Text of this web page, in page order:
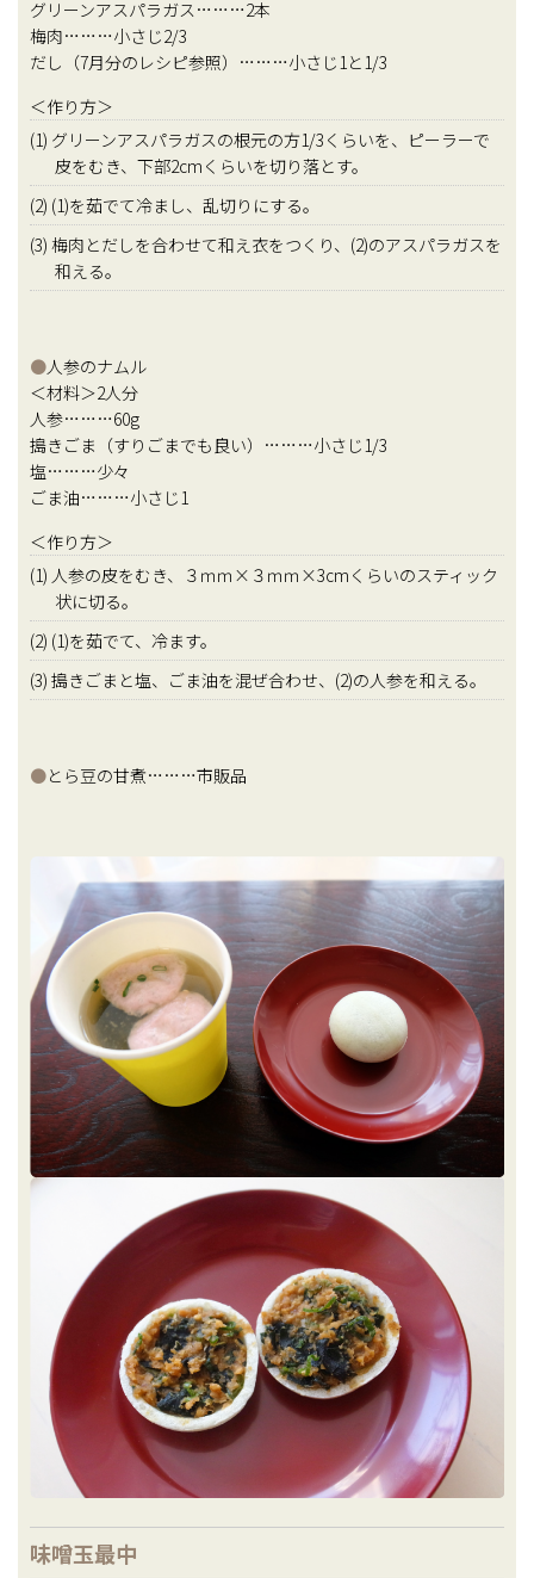
グリーンアスパラガス………2本
梅肉………小さじ2/3
だし（7月分のレシピ参照）………小さじ1と1/3
＜作り方＞
(1) グリーンアスパラガスの根元の方1/3くらいを、ピーラーで
皮をむき、下部2cmくらいを切り落とす。
(2) (1)を茹でて冷まし、乱切りにする。
(3) 梅肉とだしを合わせて和え衣をつくり、(2)のアスパラガスを
和える。
●人参のナムル
＜材料＞2人分
人参………60g
搗きごま（すりごまでも良い）………小さじ1/3
塩………少々
ごま油………小さじ1
＜作り方＞
(1) 人参の皮をむき、３ｍｍ×３ｍｍ×3cmくらいのスティック
状に切る。
(2) (1)を茹でて、冷ます。
(3) 搗きごまと塩、ごま油を混ぜ合わせ、(2)の人参を和える。
●とら豆の甘煮………市販品
味噌玉最中